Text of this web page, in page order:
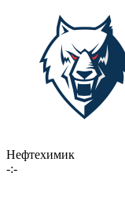
Нефтехимик
-:-